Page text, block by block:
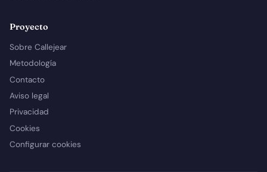
Proyecto
Sobre Callejear
Metodología
Contacto
Aviso legal
Privacidad
Cookies
Configurar cookies